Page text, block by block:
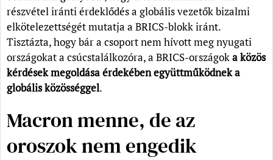
részvétel iránti érdeklődés a globális vezetők bizalmi
elkötelezettségét mutatja a BRICS-blokk iránt.
Tisztázta, hogy bár a csoport nem hívott meg nyugati
országokat a csúcstalálkozóra, a BRICS-országoka közös
kérdések megoldása érdekében együttműködnek a
globális közösséggel.
Macron menne, de az
oroszok nem engedik